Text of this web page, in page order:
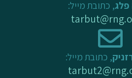
, כתובת מייל:
, כתובת מייל: